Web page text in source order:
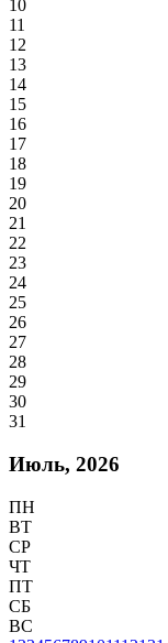
10
11
12
13
14
15
16
17
18
19
20
21
22
23
24
25
26
27
28
29
30
31
Июль, 2026
ПН
ВТ
СР
ЧТ
ПТ
СБ
ВС